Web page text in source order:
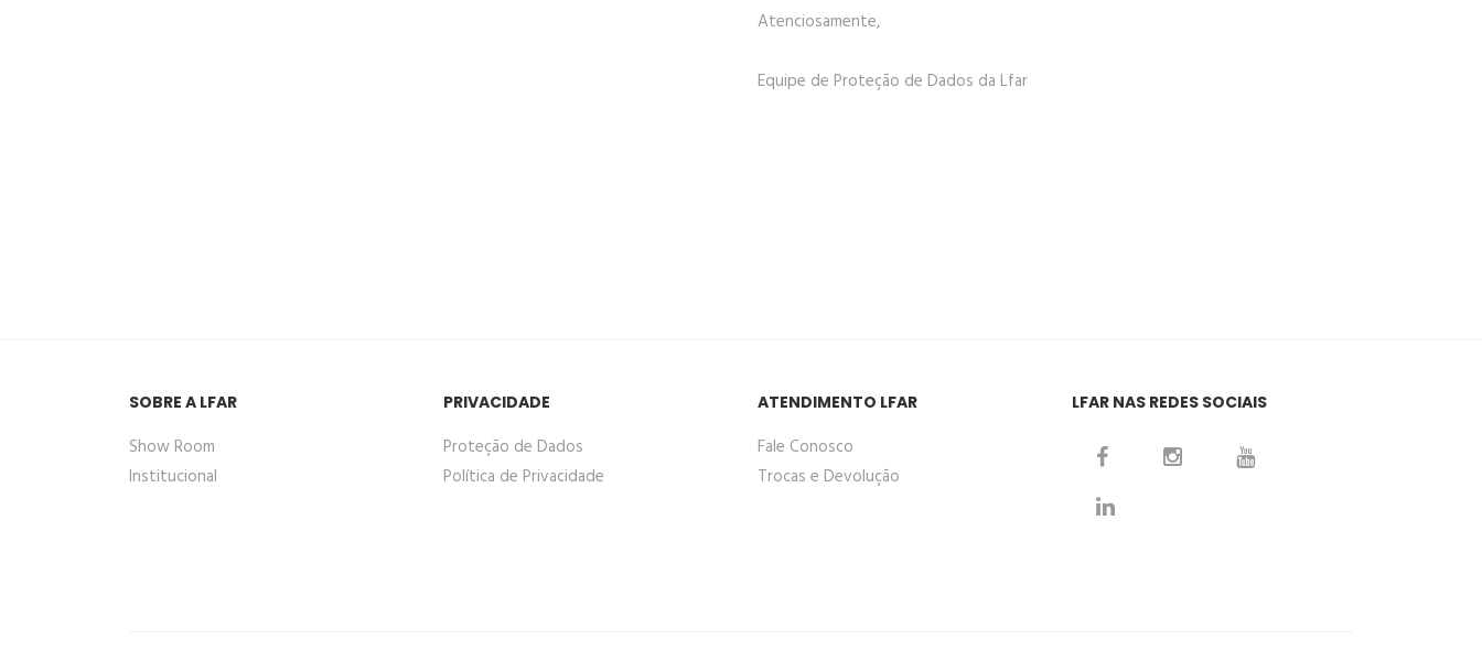
Atenciosamente,
Equipe de Proteção de Dados da Lfar
SOBRE A LFAR
Show Room
Institucional
PRIVACIDADE
Proteção de Dados
Política de Privacidade
ATENDIMENTO LFAR
Fale Conosco
Trocas e Devolução
LFAR NAS REDES SOCIAIS